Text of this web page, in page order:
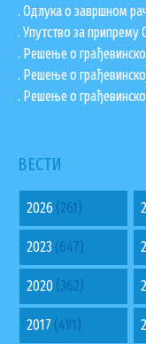
. Одлука о завршном
. Упутство за
. Решење о
. Решење о
. Решење о
ВЕСТИ
2026 (261)
2023 (647)
2020 (362)
2017 (491)